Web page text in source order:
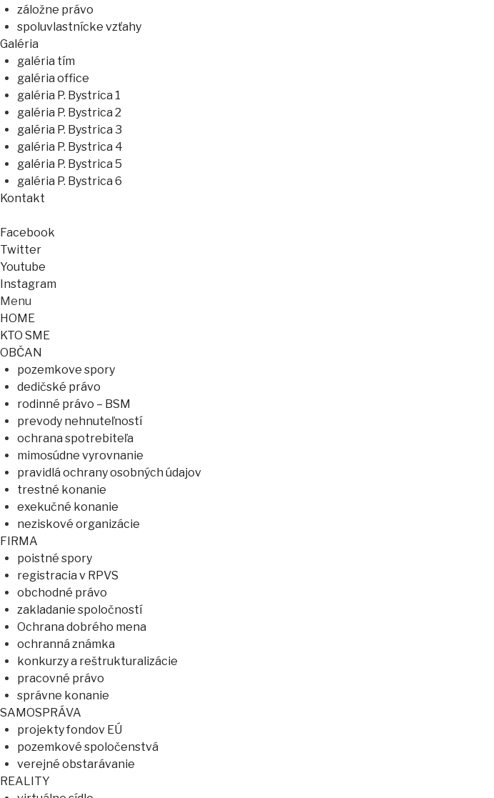
záložne právo
spoluvlastnícke vzťahy
Galéria
galéria tím
galéria office
galéria P. Bystrica 1
galéria P. Bystrica 2
galéria P. Bystrica 3
galéria P. Bystrica 4
galéria P. Bystrica 5
galéria P. Bystrica 6
Kontakt
Facebook
Twitter
Youtube
Instagram
Menu
HOME
KTO SME
OBČAN
pozemkove spory
dedičské právo
rodinné právo – BSM
prevody nehnuteľností
ochrana spotrebiteľa
mimosúdne vyrovnanie
pravidlá ochrany osobných údajov
trestné konanie
exekučné konanie
neziskové organizácie
FIRMA
poistné spory
registracia v RPVS
obchodné právo
zakladanie spoločností
Ochrana dobrého mena
ochranná známka
konkurzy a reštrukturalizácie
pracovné právo
správne konanie
SAMOSPRÁVA
projekty fondov EÚ
pozemkové spoločenstvá
verejné obstarávanie
REALITY